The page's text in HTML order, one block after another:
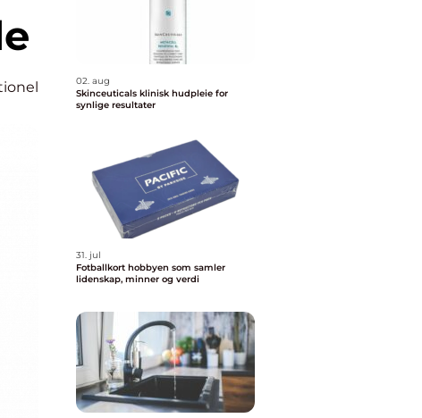
02. aug
Skinceuticals klinisk hudpleie for
synlige resultater
31. jul
Fotballkort hobbyen som samler
lidenskap, minner og verdi